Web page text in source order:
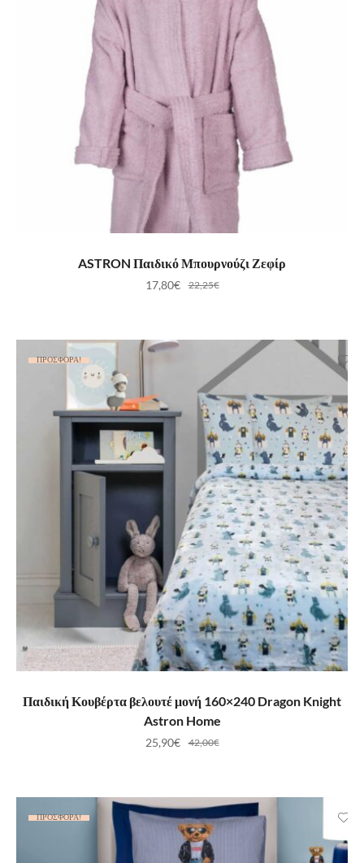
ΕΠΙΛΟΓΉ
ASTRON Παιδικό Μπουρνούζι Ζεφίρ
22,25€
17,80€
ΠΡΟΣΦΟΡΆ!
ΠΡΟΣΘΉΚΗ ΣΤΟ ΚΑΛΆΘΙ
Παιδική Κουβέρτα βελουτέ μονή 160×240 Dragon Knight
Astron Home
42,00€
25,90€
ΠΡΟΣΦΟΡΆ!